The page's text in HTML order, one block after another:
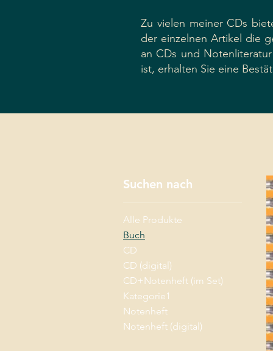
Zu vielen meiner CDs
der einzelnen Artikel die
an CDs und
ist, erhalten Sie eine
Suchen nach
Alle Produkte
Buch
CD
CD (digital)
CD+Notenheft (im Set)
Kategorie1
Notenheft
Notenheft (digital)